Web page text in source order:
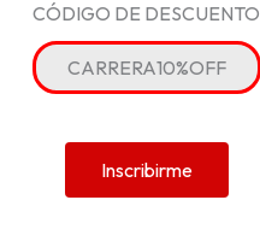
CÓDIGO DE DESCUENTO
CARRERA10%OFF
Inscribirme